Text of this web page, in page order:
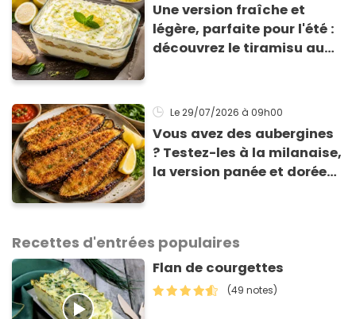
Une version fraîche et
légère, parfaite pour l'été :
découvrez le tiramisu au
Le 29/07/2026 à 09h00
Vous avez des aubergines
? Testez-les à la milanaise,
la version panée et dorée
Recettes d'entrées populaires
Flan de courgettes
(49 notes)